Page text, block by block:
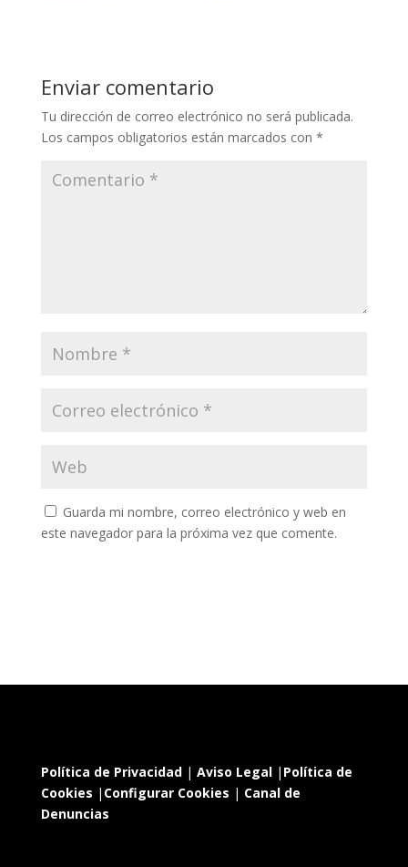
Enviar comentario
Tu dirección de correo electrónico no será publicada.
Los campos obligatorios están marcados con *
Guarda mi nombre, correo electrónico y web en
este navegador para la próxima vez que comente.
Política de Privacidad| Aviso Legal| Política de
Cookies | Configurar Cookies | Canal de
Denuncias